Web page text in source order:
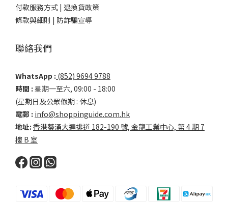
付款服務方式 | 退換貨政策
條款與細則 | 防詐騙宣導
聯絡我們
WhatsApp : (852) 9694 9788
時間 : 星期一至六, 09:00 - 18:00
(星期日及公眾假期 : 休息)
電郵 : info@shoppinguide.com.hk
地址: 香港葵涌大連排道 182-190 號, 金龍工業中心, 第 4 期 7
樓 B 室